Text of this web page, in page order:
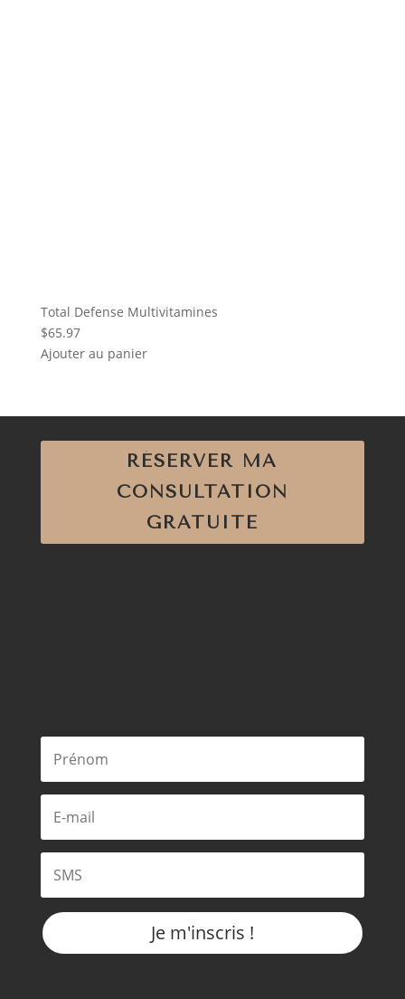
Total Defense Multivitamines
$65.97
Ajouter au panier
RÉSERVER MA
CONSULTATION
GRATUITE
Je m'inscris !